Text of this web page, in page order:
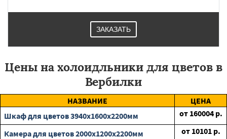
ЗАКАЗАТЬ
Цены на холоидльники для цветов в
Вербилки
НАЗВАНИЕ
ЦЕНА
Шкаф для цветов 3940х1600х2200мм
от 160004 р.
Камера для цветов 2000х1200х2200мм
от 10101 р.